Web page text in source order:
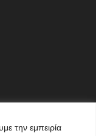
την εμπειρία